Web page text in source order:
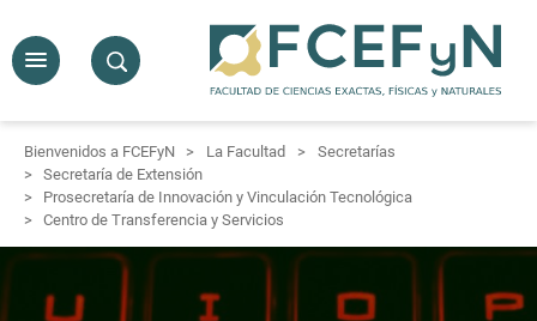
Bienvenidos a FCEFyN La Facultad
Secretarías
Secretaría de Extensión
Prosecretaría de Innovación y Vinculación Tecnológica
Centro de Transferencia y Servicios